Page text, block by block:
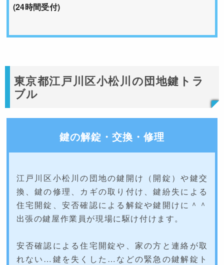
(24時間受付)
東京都江戸川区小松川の団地鍵トラ
ブル
鍵の解錠・交換・修理
江戸川区小松川の団地の鍵開け（開錠）や鍵交
換、鍵の修理、カギの取り付け、鍵紛失による
住宅開錠、安否確認による解錠や鍵開けに＾＾
出張の鍵屋作業員が現場に駆け付けます。
安否確認による住宅開錠や、家の方と連絡が取
れない…鍵を失くした…などの緊急の鍵解錠ト